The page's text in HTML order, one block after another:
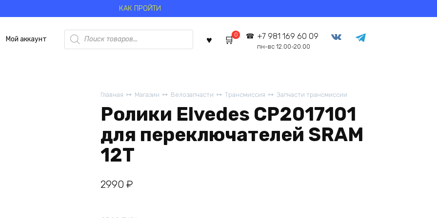
КАК ПРОЙТИ
Мой аккаунт
Поиск
товаров
0 +7 981 169 60 09
пн-вс 12.00-20.00
Главная
Магазин Велозапчасти Трансмиссия Запчасти трансмиссии
Ролики Elvedes CP2017101
для переключателей SRAM
12T
2990 ₽